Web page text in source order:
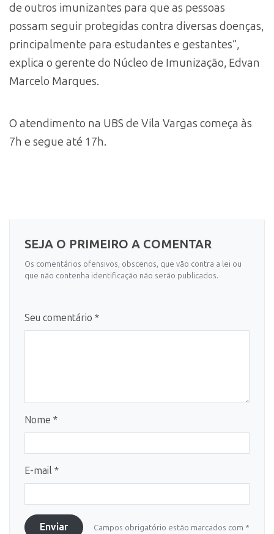
de outros imunizantes para que as pessoas
possam seguir protegidas contra diversas doenças,
principalmente para estudantes e gestantes”,
explica o gerente do Núcleo de Imunização, Edvan
Marcelo Marques.
O atendimento na UBS de Vila Vargas começa às
7h e segue até 17h.
SEJA O PRIMEIRO A COMENTAR
Os comentários ofensivos, obscenos, que vão contra a lei ou
que não contenha identificação não serão publicados.
Seu comentário *
Nome *
E-mail *
Enviar Campos obrigatório estão marcados com *